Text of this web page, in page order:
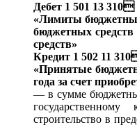
Дебет 1 501 13 310
«Лимиты
бюджетных
средств»
Кредит 1 502 11
«Принятые
года за счет
— в сумме
государственному
строительство в